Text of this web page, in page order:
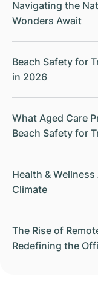
Navigating the
Wonders Await
Beach Safety for
in 2026
What Aged Care
Beach Safety for
Health &
Climate
The Rise of
Redefining the